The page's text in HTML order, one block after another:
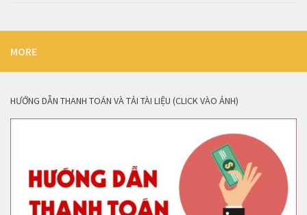
MORE
HƯỚNG DẪN THANH TOÁN VÀ TẢI TÀI LIỆU (CLICK VÀO ẢNH)